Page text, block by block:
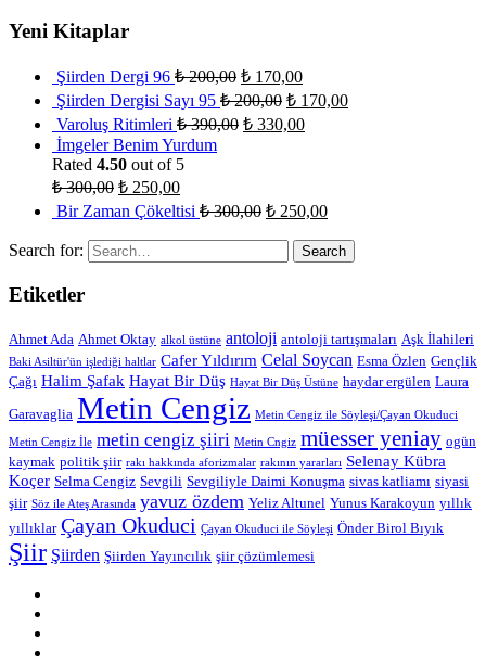
Yeni Kitaplar
Şiirden Dergi 96 ₺200,00 ₺ 170,00
Şiirden Dergisi Sayı 95 ₺200,00 ₺ 170,00
Varoluş Ritimleri ₺390,00 ₺ 330,00
İmgeler Benim Yurdum
Rated 4.50 out of 5
₺300,00 ₺ 250,00
Bir Zaman Çökeltisi ₺300,00 ₺ 250,00
Search for:
Etiketler
Ahmet Ada Ahmet Oktay alkol üstüne antoloji antoloji tartışmaları Aşk İlahileri
Baki Asiltür'ün işlediği haltlar Cafer Yıldırım Celal Soycan Esma Özlen Gençlik
Çağı Halim Şafak Hayat Bir Düş Hayat Bir Düş Üstüne haydar ergülen Laura
Garavaglia Metin Cengiz Metin Cengiz ile Söyleşi/Çayan Okuduci
Metin Cengiz İle metin cengiz şiiri Metin Cngiz müesser yeniay ogün
kaymak politik şiir rakı hakkında aforizmalar rakının yararları Selenay Kübra
Koçer Selma Cengiz Sevgili Sevgiliyle Daimi Konuşma sivas katliamı siyasi
şiir Söz ile Ateş Arasında yavuz özdem Yeliz Altunel Yunus Karakoyun yıllık
yıllıklar Çayan Okuduci Çayan Okuduci ile Söyleşi Önder Birol Bıyık
Şiir Şiirden Şiirden Yayıncılık şiir çözümlemesi